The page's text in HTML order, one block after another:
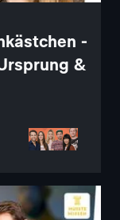
-
&